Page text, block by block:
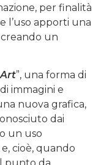
per finalità
l’uso apporti una
un
”, una forma di
immagini e
nuova grafica,
dai
un uso
cioè, quando